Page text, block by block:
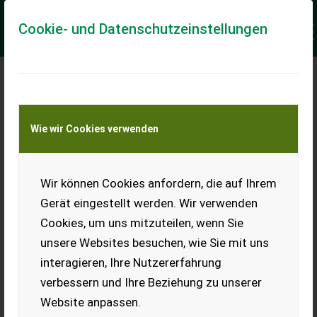
Cookie- und Datenschutzeinstellungen
Wie wir Cookies verwenden
Wir können Cookies anfordern, die auf Ihrem
Gerät eingestellt werden. Wir verwenden
Cookies, um uns mitzuteilen, wenn Sie
unsere Websites besuchen, wie Sie mit uns
interagieren, Ihre Nutzererfahrung
verbessern und Ihre Beziehung zu unserer
Website anpassen.
Keine Anfrage Möglich!
Jetzt Finanzierungsangebot
anfordern
unverbindlich & kostenlos!
Finanzierungsbetrag*